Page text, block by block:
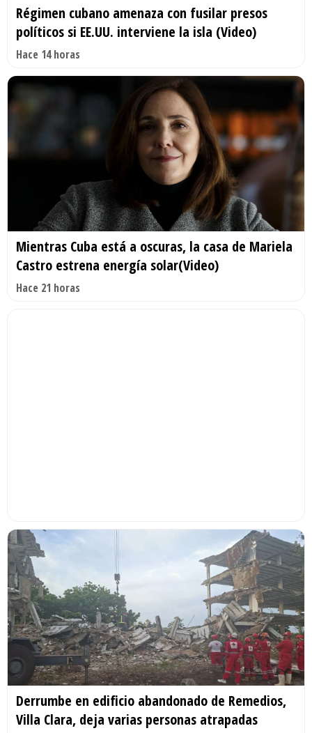
Régimen cubano amenaza con fusilar presos
políticos si EE.UU. interviene la isla (Video)
Hace 14 horas
Mientras Cuba está a oscuras, la casa de Mariela
Castro estrena energía solar(Video)
Hace 21 horas
Derrumbe en edificio abandonado de Remedios,
Villa Clara, deja varias personas atrapadas